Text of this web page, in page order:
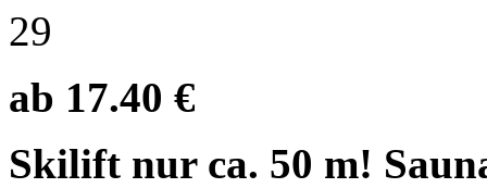
29
ab 17.40 €
Skilift nur ca. 50 m!